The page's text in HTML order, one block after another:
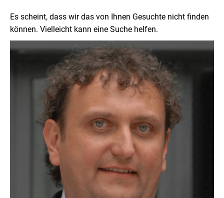
Es scheint, dass wir das von Ihnen Gesuchte nicht finden
können. Vielleicht kann eine Suche helfen.